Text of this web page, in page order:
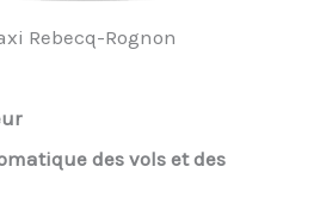
Rebecq-Rognon
des vols et des